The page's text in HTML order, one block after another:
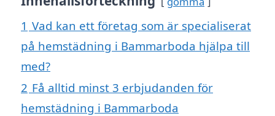
1 Vad kan ett företag som är specialiserat
på hemstädning i Bammarboda hjälpa till
med?
2 Få alltid minst 3 erbjudanden för
hemstädning i Bammarboda